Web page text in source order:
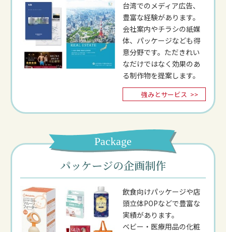
台湾でのメディア広告、
豊富な経験があります。
会社案内やチラシの紙媒
体、パッケージなども得
意分野です。ただきれい
なだけではなく効果のあ
る制作物を提案します。
強みとサービス >>
Package
パッケージの企画制作
飲食向けパッケージや店
頭立体POPなどで豊富な
実績があります。
ベビー・医療用品の化粧